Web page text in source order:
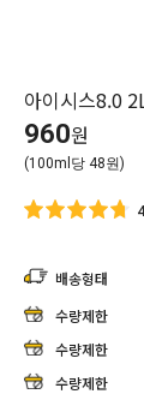
아이시스8.0
960원
(100ml당 48원)
배송형태
수량제한
수량제한
수량제한